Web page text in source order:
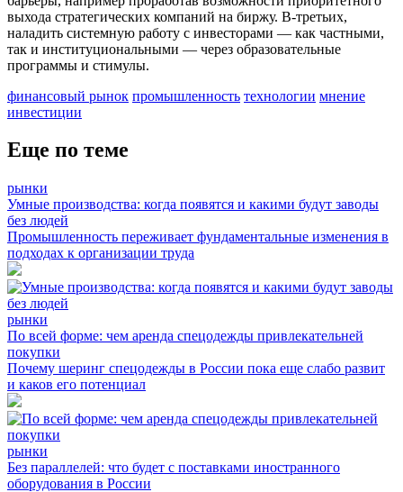
выхода стратегических компаний на биржу. В-третьих,
наладить системную работу с инвесторами — как частными,
так и институциональными — через образовательные
программы и стимулы.
финансовый рынок промышленность технологии мнение
инвестиции
Еще по теме
рынки
Умные производства: когда появятся и какими будут заводы
без людей
Промышленность переживает фундаментальные изменения в
подходах к организации труда
рынки
По всей форме: чем аренда спецодежды привлекательней
покупки
Почему шеринг спецодежды в России пока еще слабо развит
и каков его потенциал
рынки
Без параллелей: что будет с поставками иностранного
оборудования в России